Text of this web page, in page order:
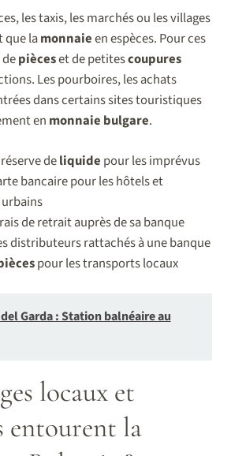
les taxis, les marchés ou les villages
que lamonnaieen espèces. Pour ces
pièceset de petitescoupures
Les pourboires, les achats
dans certains sites touristiques
en monnaie bulgare.
deliquide pour les imprévus
bancaire pour les hôtels et
de retrait auprès de sa banque
distributeurs rattachés à une banque
pour les transports locaux
Garda : Station balnéaire au
locaux et
la